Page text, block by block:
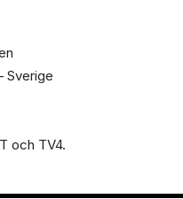
Sverige
och TV4.